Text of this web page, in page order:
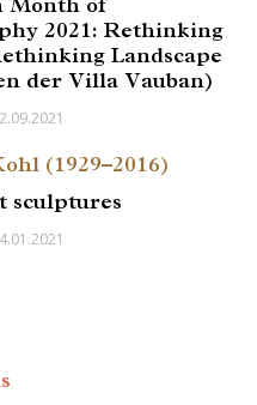
Month of
2021: Rethinking
Landscape
der Villa Vauban)
(1929–2016)
sculptures